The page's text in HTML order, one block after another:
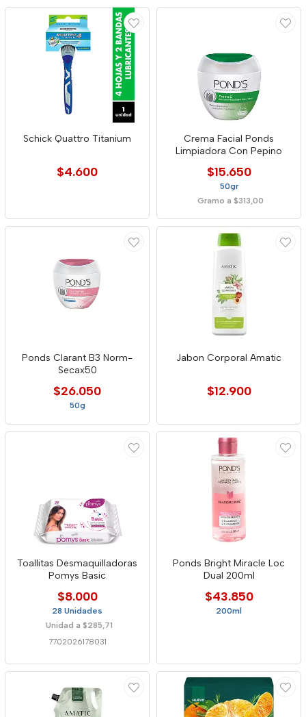
Schick Quattro Titanium
$4.600
Crema Facial Ponds
Limpiadora Con Pepino
$15.650
50gr
Gramo a $313,00
Ponds Clarant B3 Norm-
Secax50
$26.050
50g
Jabon Corporal Amatic
$12.900
Toallitas Desmaquilladoras
Pomys Basic
$8.000
28 Unidades
Unidad a $285,71
7702026178031
Ponds Bright Miracle Loc
Dual 200ml
$43.850
200ml